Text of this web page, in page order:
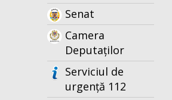
Senat
Camera
Deputaților
Serviciul de
urgență 112